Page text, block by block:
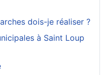
dois-je réaliser ?
à Saint Loup